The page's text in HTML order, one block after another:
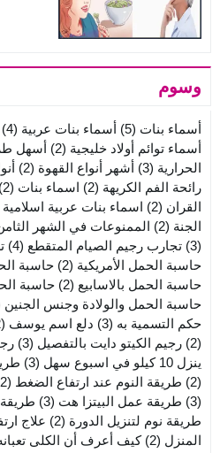
وسوم
أسماء بنات (5) أسماء بنات عربية (4)
أسماء توائم أولاد خليجية (2)
أسهل
الحرارية (3) أشهر أنواع القهوة (2)
رائحة الفم الكريهة (2) اسماء بنات (2)
القران (2) اسماء بنات عربية
الجنة (2) الممنوعات في الشهر
(3)
تجارب رجيم الصيام المتقطع (4)
حاسبة الحمل الأمريكية (2) حاسبة
حاسبة الحمل بالاسابيع (2) حاسبة
حاسبة الحمل والولادة وجنس الجنين
حكم التسمية به (3) دلع اسم يوسف (2)
(2)
رجيم الكيتو دايت بالتفصيل (3)
ينزل 10 كيلو في اسبوع سهل
(3)
(2)
طريقة النوم عند ارتفاع الضغط (2)
(3)
طريقة عمل البيتزا هت (3) طريقة
طريقة نوم لتنزيل الدورة (2)
علاج
المنزل (2) كيف أعرف أن الكلى